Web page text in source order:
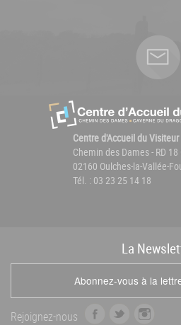
Centre d'Accueil du
Chemin des Dames - RD 18
02160 Oulches-la-Vallée-
Tél. : 03 23 25 14 18
La News
Abonnez-vous à la
Rejoignez-nous